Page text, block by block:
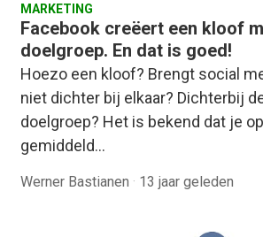
MARKETING
Facebook creëert een kloof
doelgroep. En dat is goed!
Hoezo een kloof? Brengt social
niet dichter bij elkaar? Dichterbij
doelgroep? Het is bekend dat je
gemiddeld…
Werner Bastianen · 13 jaar geleden